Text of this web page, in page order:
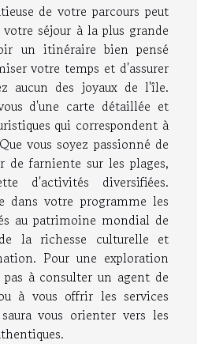
de votre parcours peut
séjour à la plus grande
un itinéraire bien pensé
votre temps et d'assurer
aucun des joyaux de l'île.
d'une carte détaillée et
qui correspondent à
vous soyez passionné de
de farniente sur les plages,
d'activités diversifiées.
dans votre programme les
au patrimoine mondial de
la richesse culturelle et
Pour une exploration
à consulter un agent de
à vous offrir les services
vous orienter vers les